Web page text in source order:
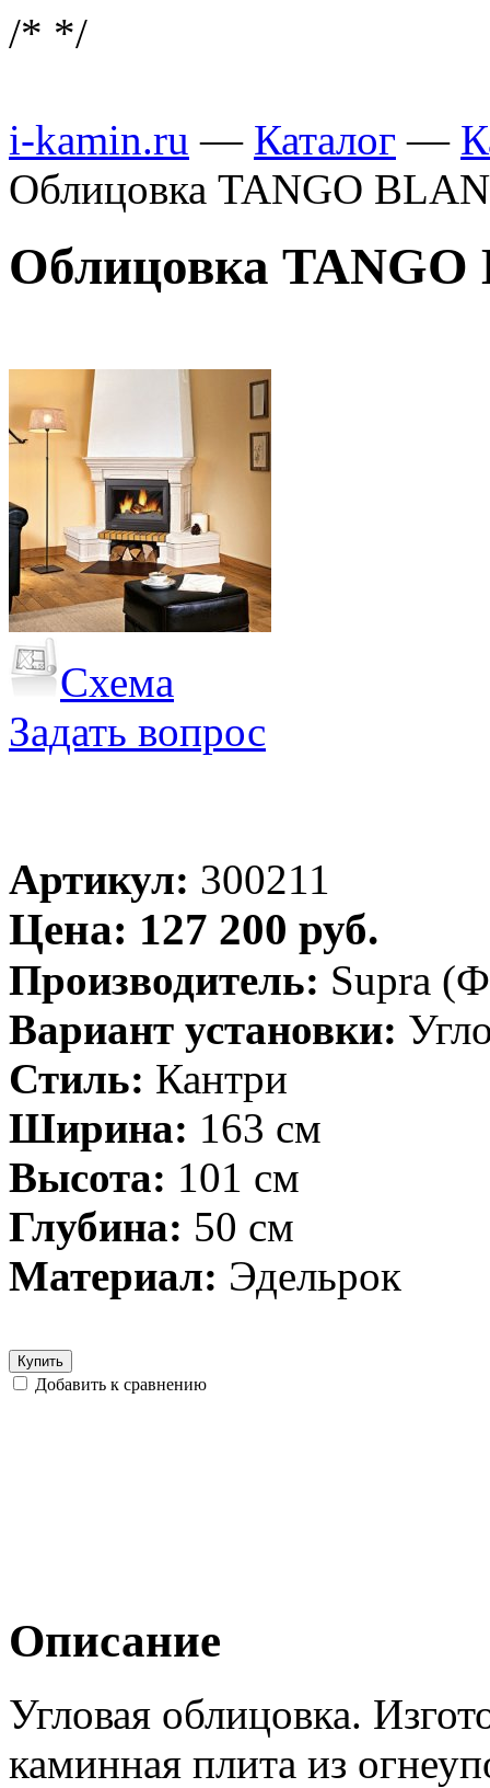
/* */
i-kamin.ru — Каталог —
Облицовка TANGO
Облицовка TANGO
Схема
Задать вопрос
Артикул: 300211
Цена: 127 200 руб.
Производитель: Supra
Вариант установки:
Стиль: Кантри
Ширина: 163 см
Высота: 101 см
Глубина: 50 см
Материал: Эдельрок
Купить
Добавить к сравнению
Описание
Угловая облицовка.
каминная плита из